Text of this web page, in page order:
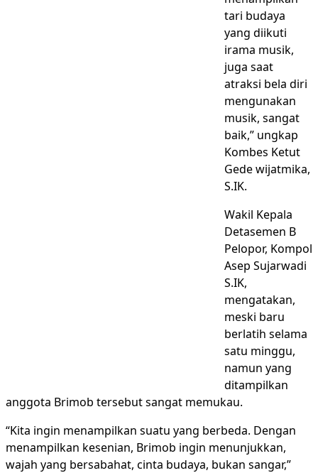
tari budaya
yang diikuti
irama musik,
juga saat
atraksi bela diri
mengunakan
musik, sangat
baik,” ungkap
Kombes Ketut
Gede wijatmika,
S.IK.
Wakil Kepala
Detasemen B
Pelopor, Kompol
Asep Sujarwadi
S.IK,
mengatakan,
meski baru
berlatih selama
satu minggu,
namun yang
ditampilkan
anggota Brimob tersebut sangat memukau.
“Kita ingin menampilkan suatu yang berbeda. Dengan
menampilkan kesenian, Brimob ingin menunjukkan,
wajah yang bersabahat, cinta budaya, bukan sangar,”